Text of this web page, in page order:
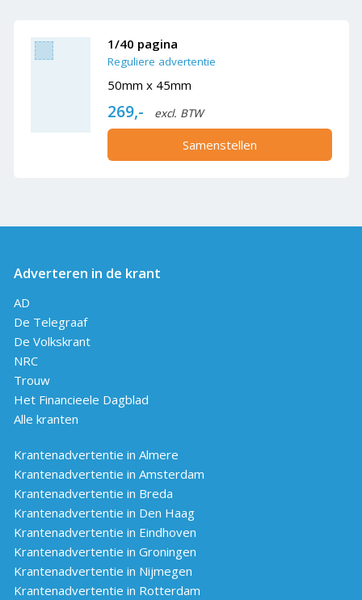
1/40 pagina
Reguliere advertentie
50mm x 45mm
269,- excl. BTW
Samenstellen
Adverteren in de krant
AD
De Telegraaf
De Volkskrant
NRC
Trouw
Het Financieele Dagblad
Alle kranten
Krantenadvertentie in Almere
Krantenadvertentie in Amsterdam
Krantenadvertentie in Breda
Krantenadvertentie in Den Haag
Krantenadvertentie in Eindhoven
Krantenadvertentie in Groningen
Krantenadvertentie in Nijmegen
Krantenadvertentie in Rotterdam